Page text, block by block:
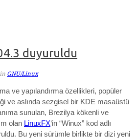
duyuruldu
in GNU/Linux
ve yapılandırma özellikleri, popüler
ve aslında sezgisel bir KDE masaüstü
sunulan, Brezilya kökenli ve
olan LinuxFX‘in “Winux” kod adlı
Bu yeni sürümle birlikte bir dizi yeni